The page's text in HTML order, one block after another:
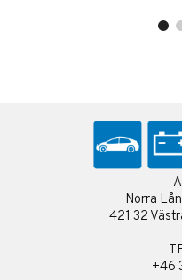
Norra
421 32
+46